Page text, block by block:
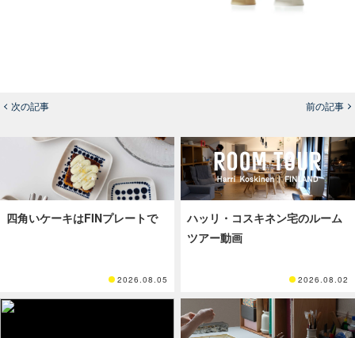
次の記事 前の記事
四角いケーキはFINプレートで
2026.08.05
ハッリ・コスキネン宅のルーム
ツアー動画
2026.08.02